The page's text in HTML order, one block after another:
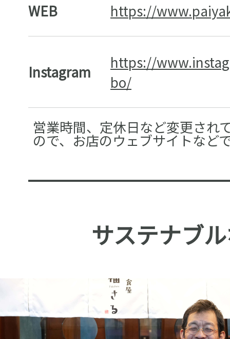
WEB https://
Instagram
https://
bo/
営業時間、定休日など変更され
ので、お店のウェブサイトなど
サステナブ